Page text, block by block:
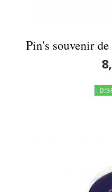
Pin's souvenir